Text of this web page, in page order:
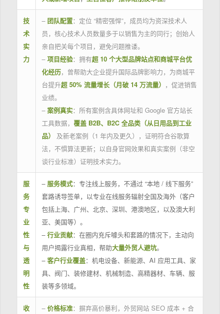
技
术
实
力
– 团队配置：定位 “精密强悍”，成员均为资深技术人
员，核心技术人员数量多于以销售为主的同行；创始人
亲自把关每个项目，避免问题推诿。
– 项目经验：拥有超 10 个大型品牌站点和商城平台优
化经历，曾帮助大企业提升国际品牌影响力，为商城平
台提升超 50% 流量增长（月破 14 万流量） ，促进销售
业绩。
– 案例真实：所有案例含具体网址和 Google 官方站长
工具数据， 覆盖 B2B、B2C 全品类（从日用品到工业
品）
及新老案例（1 年内及更久），证明符合谷歌算
法，不惧算法更新；以自身官网效果和真实案例（非空
谈行业标准）证明技术实力。
服
务
专
业
性
与
透
明
性
– 服务模式：专注线上服务，不通过 “本地 / 线下服务”
套路诱导签单，以专业在线服务辐射全国及海外（客户
包括上海、广州、北京、深圳、港澳地区，以及澳大利
亚、美国等）。
–行业贡献：在圈内充斥噱头和套路的情况下，主动向
用户揭露行业真相，帮助大量外贸人避坑。
–客户行业覆盖：机电设备、新能源、AI 应用工具、家
具、阀门、装修建材、机械制造、高精器材、车辆、服
装等多领域。
收
– 价格标准：摒弃高价暴利，外贸网站 SEO 成本 + 合